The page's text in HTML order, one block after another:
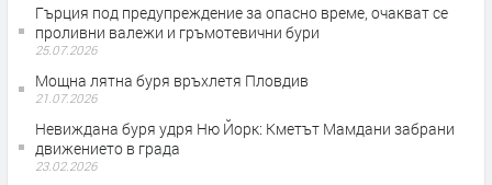
Гърция под предупреждение за опасно време, очакват се
проливни валежи и гръмотевични бури
25.07.2026
Мощна лятна буря връхлетя Пловдив
21.07.2026
Невиждана буря удря Ню Йорк: Кметът Мамдани забрани
движението в града
23.02.2026